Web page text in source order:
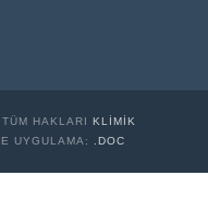
HAKLARI KLİMİK
UYGULAMA: .DOC